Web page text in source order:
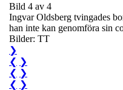
Bild 4 av 4
Ingvar Oldsberg tvingades
han inte kan genomföra sin
Bilder: TT
❯
❮ ❯
❮ ❯
❮ ❯